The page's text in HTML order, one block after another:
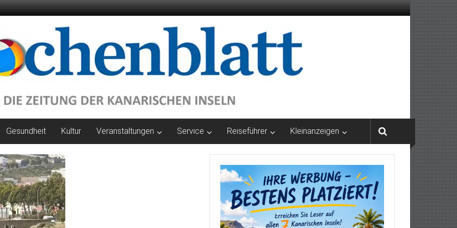
Gesundheit Kultur Veranstaltungen Service Reiseführer Kleinanzeigen